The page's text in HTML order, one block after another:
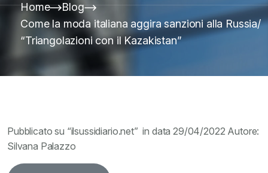
Home
Blog
Come la moda italiana aggira sanzioni alla Russia/
“Triangolazioni con il Kazakistan”
Pubblicato su “ilsussidiario.net” in data 29/04/2022 Autore:
Silvana Palazzo